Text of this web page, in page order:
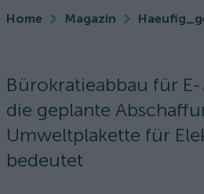
Home Magazin
Bürokratieabbau für
die geplante
Umweltplakette für
bedeutet